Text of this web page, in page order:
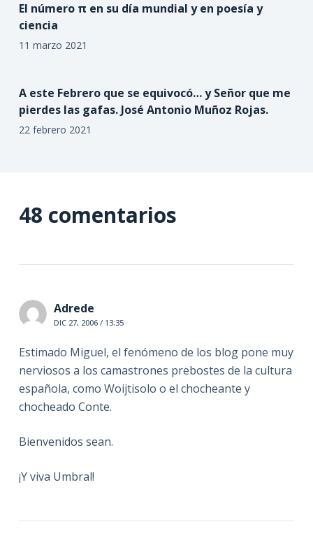
El número π en su día mundial y en poesía y
ciencia
11 marzo 2021
A este Febrero que se equivocó… y Señor que me
pierdes las gafas. José Antonio Muñoz Rojas.
22 febrero 2021
48 comentarios
Adrede
DIC 27, 2006 / 13:35
Estimado Miguel, el fenómeno de los blog pone muy
nerviosos a los camastrones prebostes de la cultura
española, como Woijtisolo o el chocheante y
chocheado Conte.
Bienvenidos sean.
¡Y viva Umbral!